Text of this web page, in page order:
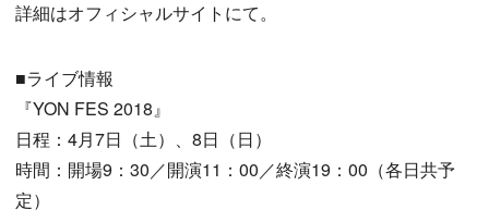
詳細はオフィシャルサイトにて。
■ライブ情報
『YON FES 2018』
日程：4月7日（土）、8日（日）
時間：開場9：30／開演11：00／終演19：00（各日共予
定）